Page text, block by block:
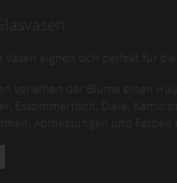
Vasen eignen sich perfekt für
verleihen der Blume einen
Esszimmertisch, Diele,
Abmessungen und Farben